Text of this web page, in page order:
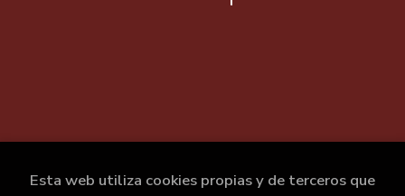
Esta web utiliza cookies propias y de terceros que